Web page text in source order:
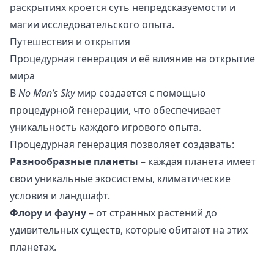
раскрытиях кроется суть непредсказуемости и
магии исследовательского опыта.
Путешествия и открытия
Процедурная генерация и её влияние на открытие
мира
ВNo Man’s Skyмир создается с помощью
процедурной генерации, что обеспечивает
уникальность каждого игрового опыта.
Процедурная генерация позволяет создавать:
Разнообразные планеты – каждая планета имеет
свои уникальные экосистемы, климатические
условия и ландшафт.
Флору и фауну– от странных растений до
удивительных существ, которые обитают на этих
планетах.